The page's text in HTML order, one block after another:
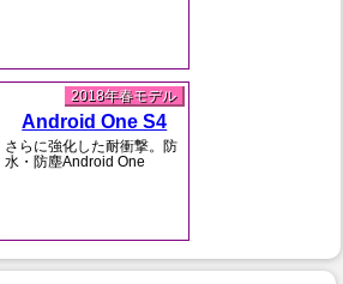
2018年春モデル
Android One S4
さらに強化した耐衝撃。防
水・防塵Android One